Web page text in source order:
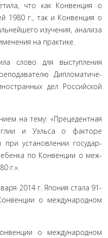
что как Конвенция о
1980 г., так и Конвенция о
изучения, анализа
на практике.
слово для выступления
Дипломатиче­
дел Российской
на тему: «Преце­дентная
и Уэльса о факторе
при установлении государ­
по Конвенции о меж­
г.».
2014 г. Япония ста­ла 91-
о международ­ном
о международ­ном